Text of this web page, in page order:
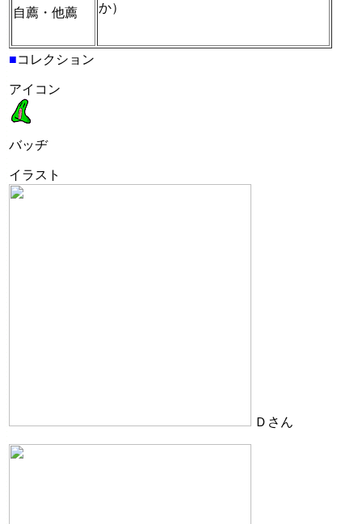
自薦・他薦
か）
■コレクション
アイコン
バッヂ
イラスト
Ｄさん